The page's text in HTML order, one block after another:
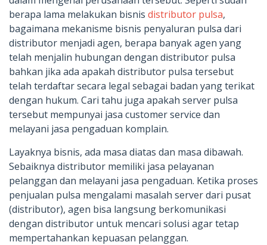
berapa lama melakukan bisnis distributor pulsa,
bagaimana mekanisme bisnis penyaluran pulsa dari
distributor menjadi agen, berapa banyak agen yang
telah menjalin hubungan dengan distributor pulsa
bahkan jika ada apakah distributor pulsa tersebut
telah terdaftar secara legal sebagai badan yang terikat
dengan hukum. Cari tahu juga apakah server pulsa
tersebut mempunyai jasa customer service dan
melayani jasa pengaduan komplain.
Layaknya bisnis, ada masa diatas dan masa dibawah.
Sebaiknya distributor memiliki jasa pelayanan
pelanggan dan melayani jasa pengaduan. Ketika proses
penjualan pulsa mengalami masalah server dari pusat
(distributor), agen bisa langsung berkomunikasi
dengan distributor untuk mencari solusi agar tetap
mempertahankan kepuasan pelanggan.